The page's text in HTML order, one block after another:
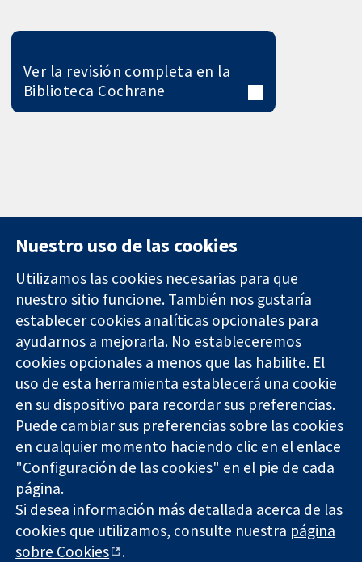
Ver la revisión completa en la
Biblioteca Cochrane
Evidencia fiable.
Decisiones
informadas.
Mejor salud.
11-13 Cavendish
Square
Londres
W1G 0AN
Reino Unido
Contacto
Noticias
Prensa
Sobre
nosotros
Empleo
Cochrane
Library
The Cochrane Collaboration is a charity (no. 1045921) and a
company limited by guarantee (no. 03044323) registered in
England & Wales. VAT registration number GB 718 2127 49.
Nuestro uso de las cookies
Utilizamos las cookies necesarias para que
nuestro sitio funcione. También nos gustaría
establecer cookies analíticas opcionales para
ayudarnos a mejorarla. No estableceremos
cookies opcionales a menos que las habilite. El
uso de esta herramienta establecerá una cookie
en su dispositivo para recordar sus preferencias.
Puede cambiar sus preferencias sobre las cookies
en cualquier momento haciendo clic en el enlace
"Configuración de las cookies" en el pie de cada
página.
Si desea información más detallada acerca de las
cookies que utilizamos, consulte nuestra página
sobre Cookies
.